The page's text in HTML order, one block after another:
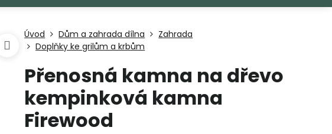
Úvod Dům a zahrada dílna
Zahrada
Doplňky ke grilům a krbům
Přenosná kamna na dřevo
kempinková kamna
Firewood